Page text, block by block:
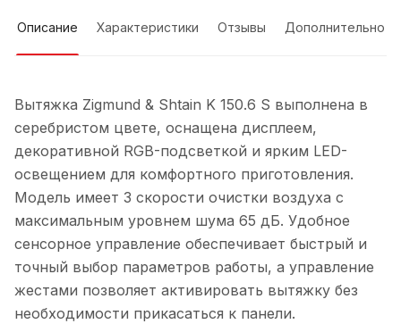
Описание Характеристики Отзывы Дополнительно
Вытяжка Zigmund & Shtain K 150.6 S выполнена в
серебристом цвете, оснащена дисплеем,
декоративной RGB-подсветкой и ярким LED-
освещением для комфортного приготовления.
Модель имеет 3 скорости очистки воздуха с
максимальным уровнем шума 65 дБ. Удобное
сенсорное управление обеспечивает быстрый и
точный выбор параметров работы, а управление
жестами позволяет активировать вытяжку без
необходимости прикасаться к панели.